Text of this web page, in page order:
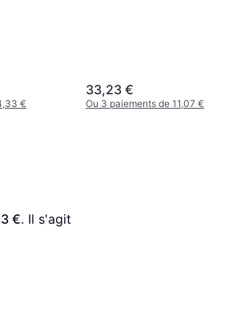
€
33,23 €
Ou 3 paiements de 11,07 €
€. Il s'agit